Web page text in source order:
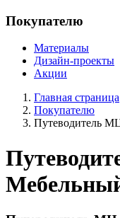
Покупателю
Материалы
Дизайн-проекты
Акции
Главная страница
Покупателю
Путеводитель